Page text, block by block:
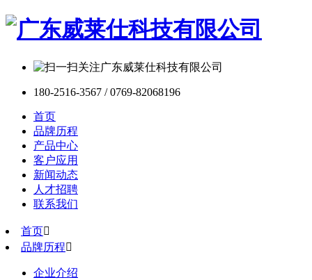
180-2516-3567 / 0769-82068196
首页
品牌历程
产品中心
客户应用
新闻动态
人才招聘
联系我们
首页
品牌历程
企业介绍